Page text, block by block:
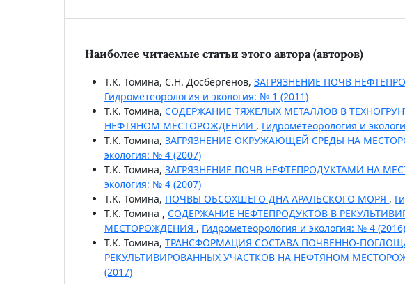
Наиболее читаемые статьи этого автора (авторов)
Т.К. Томина, С.Н. Досбергенов, ЗАГРЯЗНЕНИЕ ПОЧВ
Гидрометеорология и экология: № 1 (2011)
Т.К. Томина, СОДЕРЖАНИЕ ТЯЖЕЛЫХ МЕТАЛЛОВ В
НЕФТЯНОМ МЕСТОРОЖДЕНИИ , Гидрометеорология и
Т.К. Томина, ЗАГРЯЗНЕНИЕ ОКРУЖАЮЩЕЙ СРЕДЫ НА
экология: № 4 (2007)
Т.К. Томина, ЗАГРЯЗНЕНИЕ ПОЧВ НЕФТЕПРОДУКТАМИ НА
экология: № 4 (2007)
Т.К. Томина, ПОЧВЫ ОБСОХШЕГО ДНА АРАЛЬСКОГО МОРЯ ,
Т.К. Томина , СОДЕРЖАНИЕ НЕФТЕПРОДУКТОВ В
МЕСТОРОЖДЕНИЯ , Гидрометеорология и экология: № 4 (2016)
Т.К. Томина, ТРАНСФОРМАЦИЯ СОСТАВА ПОЧВЕННО-
РЕКУЛЬТИВИРОВАННЫХ УЧАСТКОВ НА НЕФТЯНОМ
(2017)